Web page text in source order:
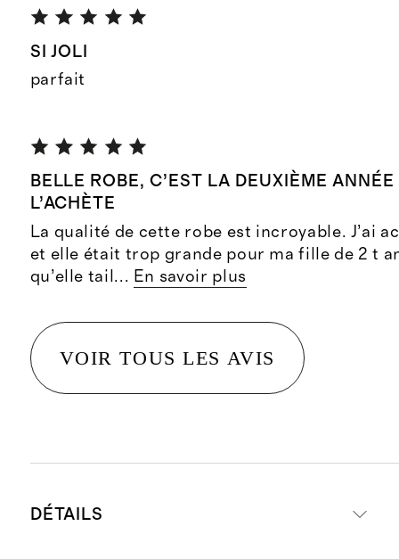
SI JOLI
parfait
BELLE ROBE, C’EST LA DEUXIÈME ANNÉE
L’ACHÈTE
La qualité de cette robe est incroyable. J’ai
et elle était trop grande pour ma fille de 2 t
qu’elle tail ... En savoir plus
VOIR TOUS LES AVIS
DÉTAILS